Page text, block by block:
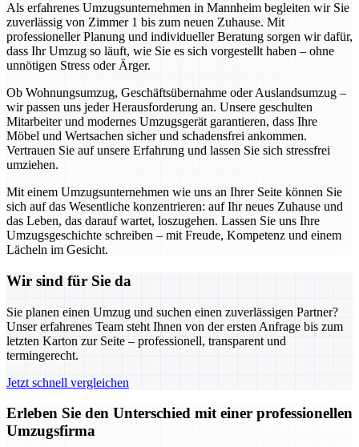
Als erfahrenes Umzugsunternehmen in Mannheim begleiten wir Sie
zuverlässig von Zimmer 1 bis zum neuen Zuhause. Mit
professioneller Planung und individueller Beratung sorgen wir dafür,
dass Ihr Umzug so läuft, wie Sie es sich vorgestellt haben – ohne
unnötigen Stress oder Ärger.
Ob Wohnungsumzug, Geschäftsübernahme oder Auslandsumzug –
wir passen uns jeder Herausforderung an. Unsere geschulten
Mitarbeiter und modernes Umzugsgerät garantieren, dass Ihre
Möbel und Wertsachen sicher und schadensfrei ankommen.
Vertrauen Sie auf unsere Erfahrung und lassen Sie sich stressfrei
umziehen.
Mit einem Umzugsunternehmen wie uns an Ihrer Seite können Sie
sich auf das Wesentliche konzentrieren: auf Ihr neues Zuhause und
das Leben, das darauf wartet, loszugehen. Lassen Sie uns Ihre
Umzugsgeschichte schreiben – mit Freude, Kompetenz und einem
Lächeln im Gesicht.
Wir sind für Sie da
Sie planen einen Umzug und suchen einen zuverlässigen Partner?
Unser erfahrenes Team steht Ihnen von der ersten Anfrage bis zum
letzten Karton zur Seite – professionell, transparent und
termingerecht.
Jetzt schnell vergleichen
Erleben Sie den Unterschied mit einer professionellen
Umzugsfirma